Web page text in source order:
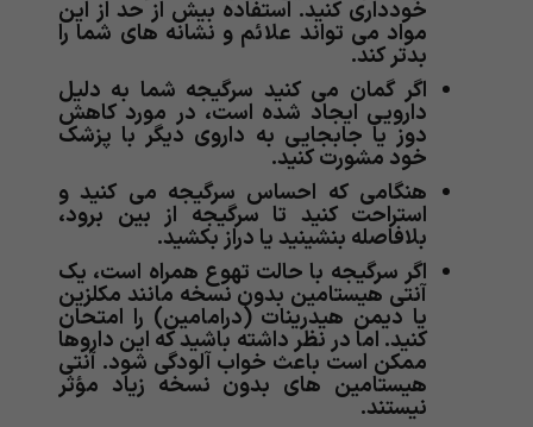
خودداری کنید. استفاده بیش از حد از این
مواد می تواند علائم و نشانه های شما را
بدتر کند.
اگر گمان می کنید سرگیجه شما به دلیل
دارویی ایجاد شده است، در مورد کاهش
دوز یا جابجایی به داروی دیگر با پزشک
خود مشورت کنید.
هنگامی که احساس سرگیجه می کنید و
استراحت کنید تا سرگیجه از بین برود،
بلافاصله بنشینید یا دراز بکشید.
اگر سرگیجه با حالت تهوع همراه است، یک
آنتی هیستامین بدون نسخه مانند مکلزین
یا دیمن هیدرینات (درامامین) را امتحان
کنید. اما در نظر داشته باشید که این داروها
ممکن است باعث خواب آلودگی شود. آنتی
هیستامین های بدون نسخه زیاد مؤثر
نیستند.